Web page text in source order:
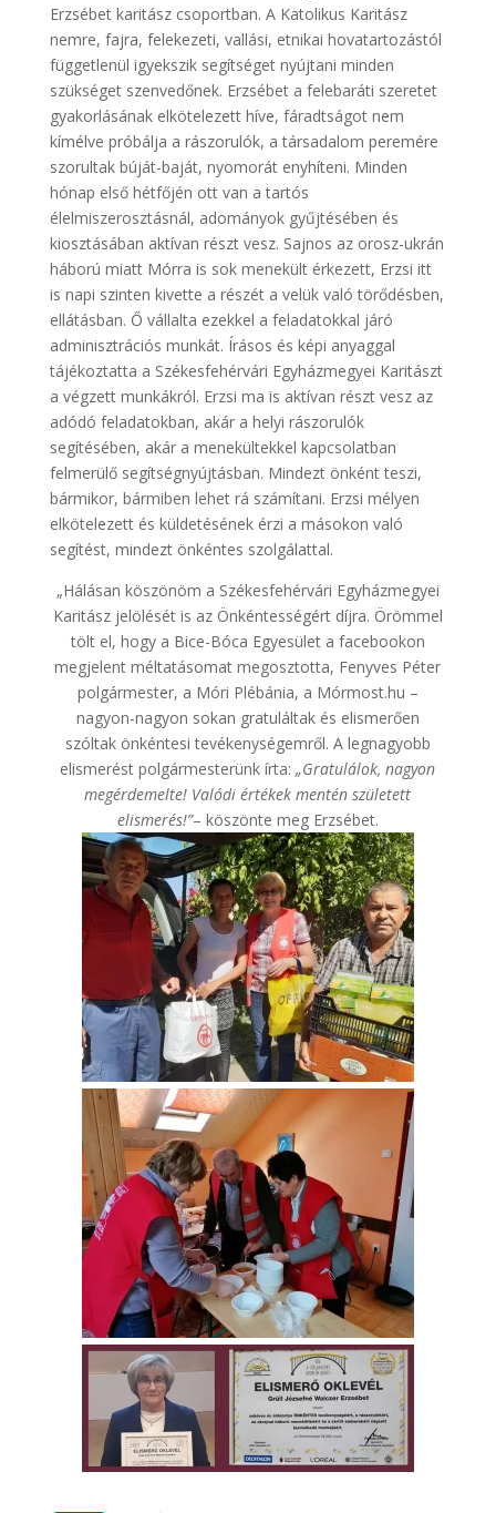
Erzsébet karitász csoportban. A Katolikus Karitász
nemre, fajra, felekezeti, vallási, etnikai hovatartozástól
függetlenül igyekszik segítséget nyújtani minden
szükséget szenvedőnek. Erzsébet a felebaráti szeretet
gyakorlásának elkötelezett híve, fáradtságot nem
kímélve próbálja a rászorulók, a társadalom peremére
szorultak búját-baját, nyomorát enyhíteni. Minden
hónap első hétfőjén ott van a tartós
élelmiszerosztásnál, adományok gyűjtésében és
kiosztásában aktívan részt vesz. Sajnos az orosz-ukrán
háború miatt Mórra is sok menekült érkezett, Erzsi itt
is napi szinten kivette a részét a velük való törődésben,
ellátásban. Ő vállalta ezekkel a feladatokkal járó
adminisztrációs munkát. Írásos és képi anyaggal
tájékoztatta a Székesfehérvári Egyházmegyei Karitászt
a végzett munkákról. Erzsi ma is aktívan részt vesz az
adódó feladatokban, akár a helyi rászorulók
segítésében, akár a menekültekkel kapcsolatban
felmerülő segítségnyújtásban. Mindezt önként teszi,
bármikor, bármiben lehet rá számítani. Erzsi mélyen
elkötelezett és küldetésének érzi a másokon való
segítést, mindezt önkéntes szolgálattal.
„Hálásan köszönöm a Székesfehérvári Egyházmegyei
Karitász jelölését is az Önkéntességért díjra. Örömmel
tölt el, hogy a Bice-Bóca Egyesület a facebookon
megjelent méltatásomat megosztotta, Fenyves Péter
polgármester, a Móri Plébánia, a Mórmost.hu –
nagyon-nagyon sokan gratuláltak és elismerően
szóltak önkéntesi tevékenységemről. A legnagyobb
elismerést polgármesterünk írta:„Gratulálok, nagyon
megérdemelte! Valódi értékek mentén született
elismerés!”– köszönte meg Erzsébet.